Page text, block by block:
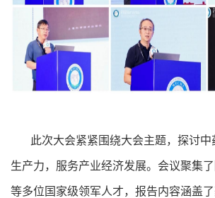
此次大会紧紧围绕大会主题，探讨中
生产力，服务产业经济发展。会议聚集
等多位国家级领军人才，报告内容涵盖